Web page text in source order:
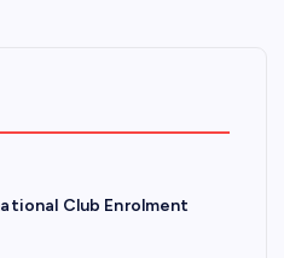
Club Enrolment